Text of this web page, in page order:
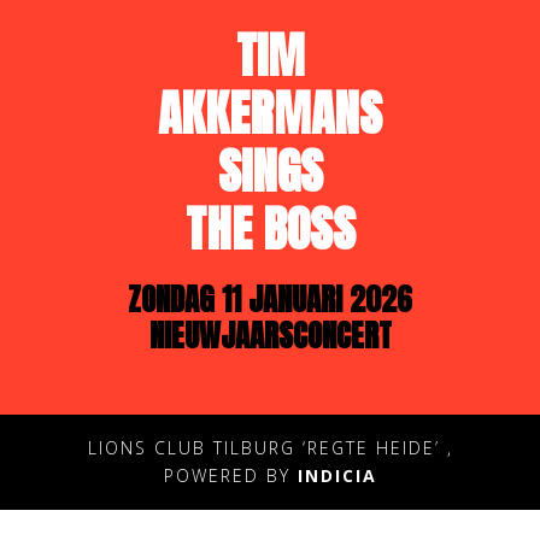
TIM
AKKERMANS
SINGS
THE BOSS
ZONDAG 11 JANUARI 2026
NIEUWJAARSCONCERT
LIONS CLUB TILBURG ‘REGTE HEIDE’ ,
POWERED BY INDICIA